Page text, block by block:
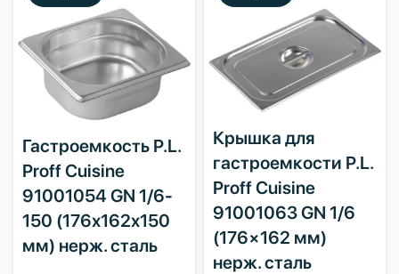
Гастроемкость P.L.
Proff Cuisine
91001054 GN 1/6-
150 (176х162х150
мм) нерж. сталь
Крышка для
гастроемкости P.L.
Proff Cuisine
91001063 GN 1/6
(176×162 мм)
нерж. сталь